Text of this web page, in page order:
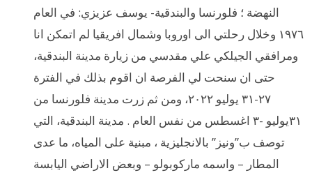
النهضة ؛ فلورنسا والبندقية- يوسف عزيزي: في العام
١٩٧٦ وخلال رحلتي الى اوروبا وشمال افريقيا لم اتمكن انا
ومرافقي الجيلكي علي مقدسي من زيارة مدينة البندقية،
حتى ان سنحت لي الفرصة ان اقوم بذلك في الفترة
٢٧-٣١ يوليو ٢٠٢٢، ومن ثم زرت مدينة فلورنسا من
٣١يوليو -٣ اغسطس من نفس العام . مدينة البندقية، التي
توصف ب”ونيز” بالانجليزية ، مبنية على المياه، ما عدى
المطار – واسمه ماركوبولو – وبعض الاراضي اليابسة